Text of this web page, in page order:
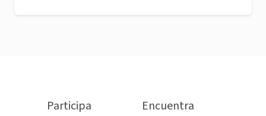
Participa
Encuentra